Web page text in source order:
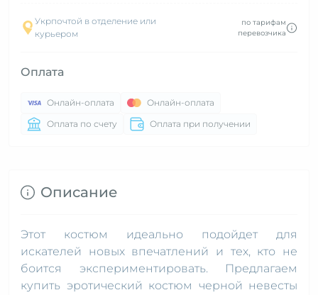
Укрпочтой в отделение или
курьером
по тарифам
перевозчика
Оплата
Онлайн-оплата
Онлайн-оплата
Оплата по счету
Оплата при получении
Описание
Этот костюм идеально подойдет для
искателей новых впечатлений и тех, кто не
боится экспериментировать. Предлагаем
купить эротический костюм черной невесты